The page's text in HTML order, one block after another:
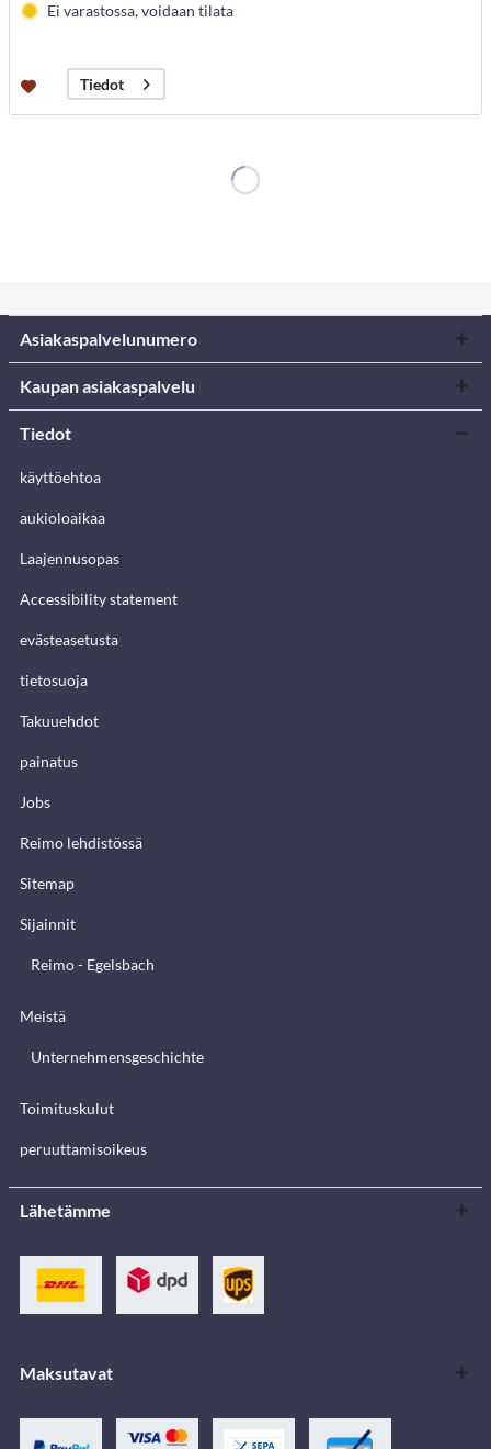
Ei varastossa, voidaan tilata
Tiedot
Asiakaspalvelunumero
Kaupan asiakaspalvelu
Tiedot
käyttöehtoa
aukioloaikaa
Laajennusopas
Accessibility statement
evästeasetusta
tietosuoja
Takuuehdot
painatus
Jobs
Reimo lehdistössä
Sitemap
Sijainnit
Reimo - Egelsbach
Meistä
Unternehmensgeschichte
Toimituskulut
peruuttamisoikeus
Lähetämme
Maksutavat